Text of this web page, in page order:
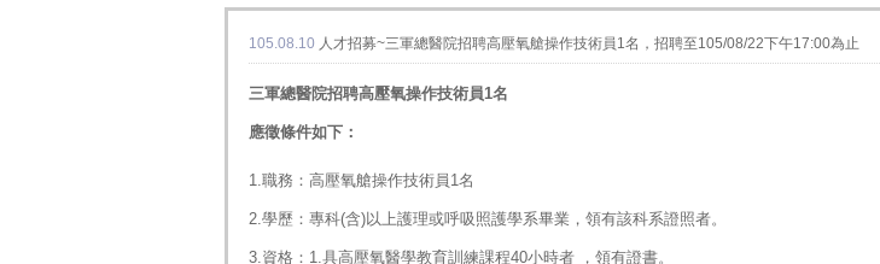
105.08.10 人才招募~三軍總醫院招聘高壓氧艙操作技術員1名，招聘至105/08/22下午17:00為止
三軍總醫院招聘高壓氧操作技術員1名
應徵條件如下：
1.職務：高壓氧艙操作技術員 1名
2.學歷：專科(含)以上護理或呼吸照護學系畢業，領有該科系證照者。
3.資格： 1.具高壓氧醫學教育訓練課程40小時者 ， 領有證書。